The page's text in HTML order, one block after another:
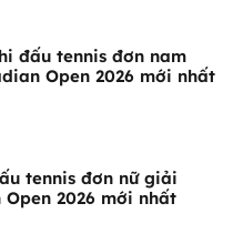
đấu tennis đơn nam
Open 2026 mới nhất
tennis đơn nữ giải
Open 2026 mới nhất